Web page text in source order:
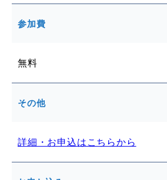
参加費
無料
その他
詳細・お申込はこちらから